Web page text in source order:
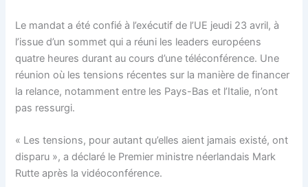
Le mandat a été confié à l’exécutif de l’UE jeudi 23 avril, à
l’issue d’un sommet qui a réuni les leaders européens
quatre heures durant au cours d’une téléconférence. Une
réunion où les tensions récentes sur la manière de financer
la relance, notamment entre les Pays-Bas et l’Italie, n’ont
pas ressurgi.
« Les tensions, pour autant qu’elles aient jamais existé, ont
disparu », a déclaré le Premier ministre néerlandais Mark
Rutte après la vidéoconférence.